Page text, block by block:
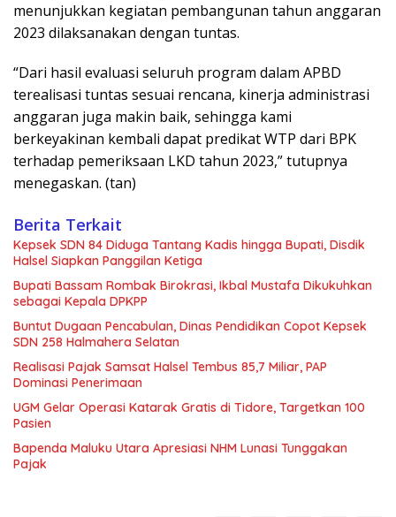
menunjukkan kegiatan pembangunan tahun anggaran
2023 dilaksanakan dengan tuntas.
“Dari hasil evaluasi seluruh program dalam APBD
terealisasi tuntas sesuai rencana, kinerja administrasi
anggaran juga makin baik, sehingga kami
berkeyakinan kembali dapat predikat WTP dari BPK
terhadap pemeriksaan LKD tahun 2023,” tutupnya
menegaskan. (tan)
Berita Terkait
Kepsek SDN 84 Diduga Tantang Kadis hingga Bupati, Disdik
Halsel Siapkan Panggilan Ketiga
Bupati Bassam Rombak Birokrasi, Ikbal Mustafa Dikukuhkan
sebagai Kepala DPKPP
Buntut Dugaan Pencabulan, Dinas Pendidikan Copot Kepsek
SDN 258 Halmahera Selatan
Realisasi Pajak Samsat Halsel Tembus 85,7 Miliar, PAP
Dominasi Penerimaan
UGM Gelar Operasi Katarak Gratis di Tidore, Targetkan 100
Pasien
Bapenda Maluku Utara Apresiasi NHM Lunasi Tunggakan
Pajak